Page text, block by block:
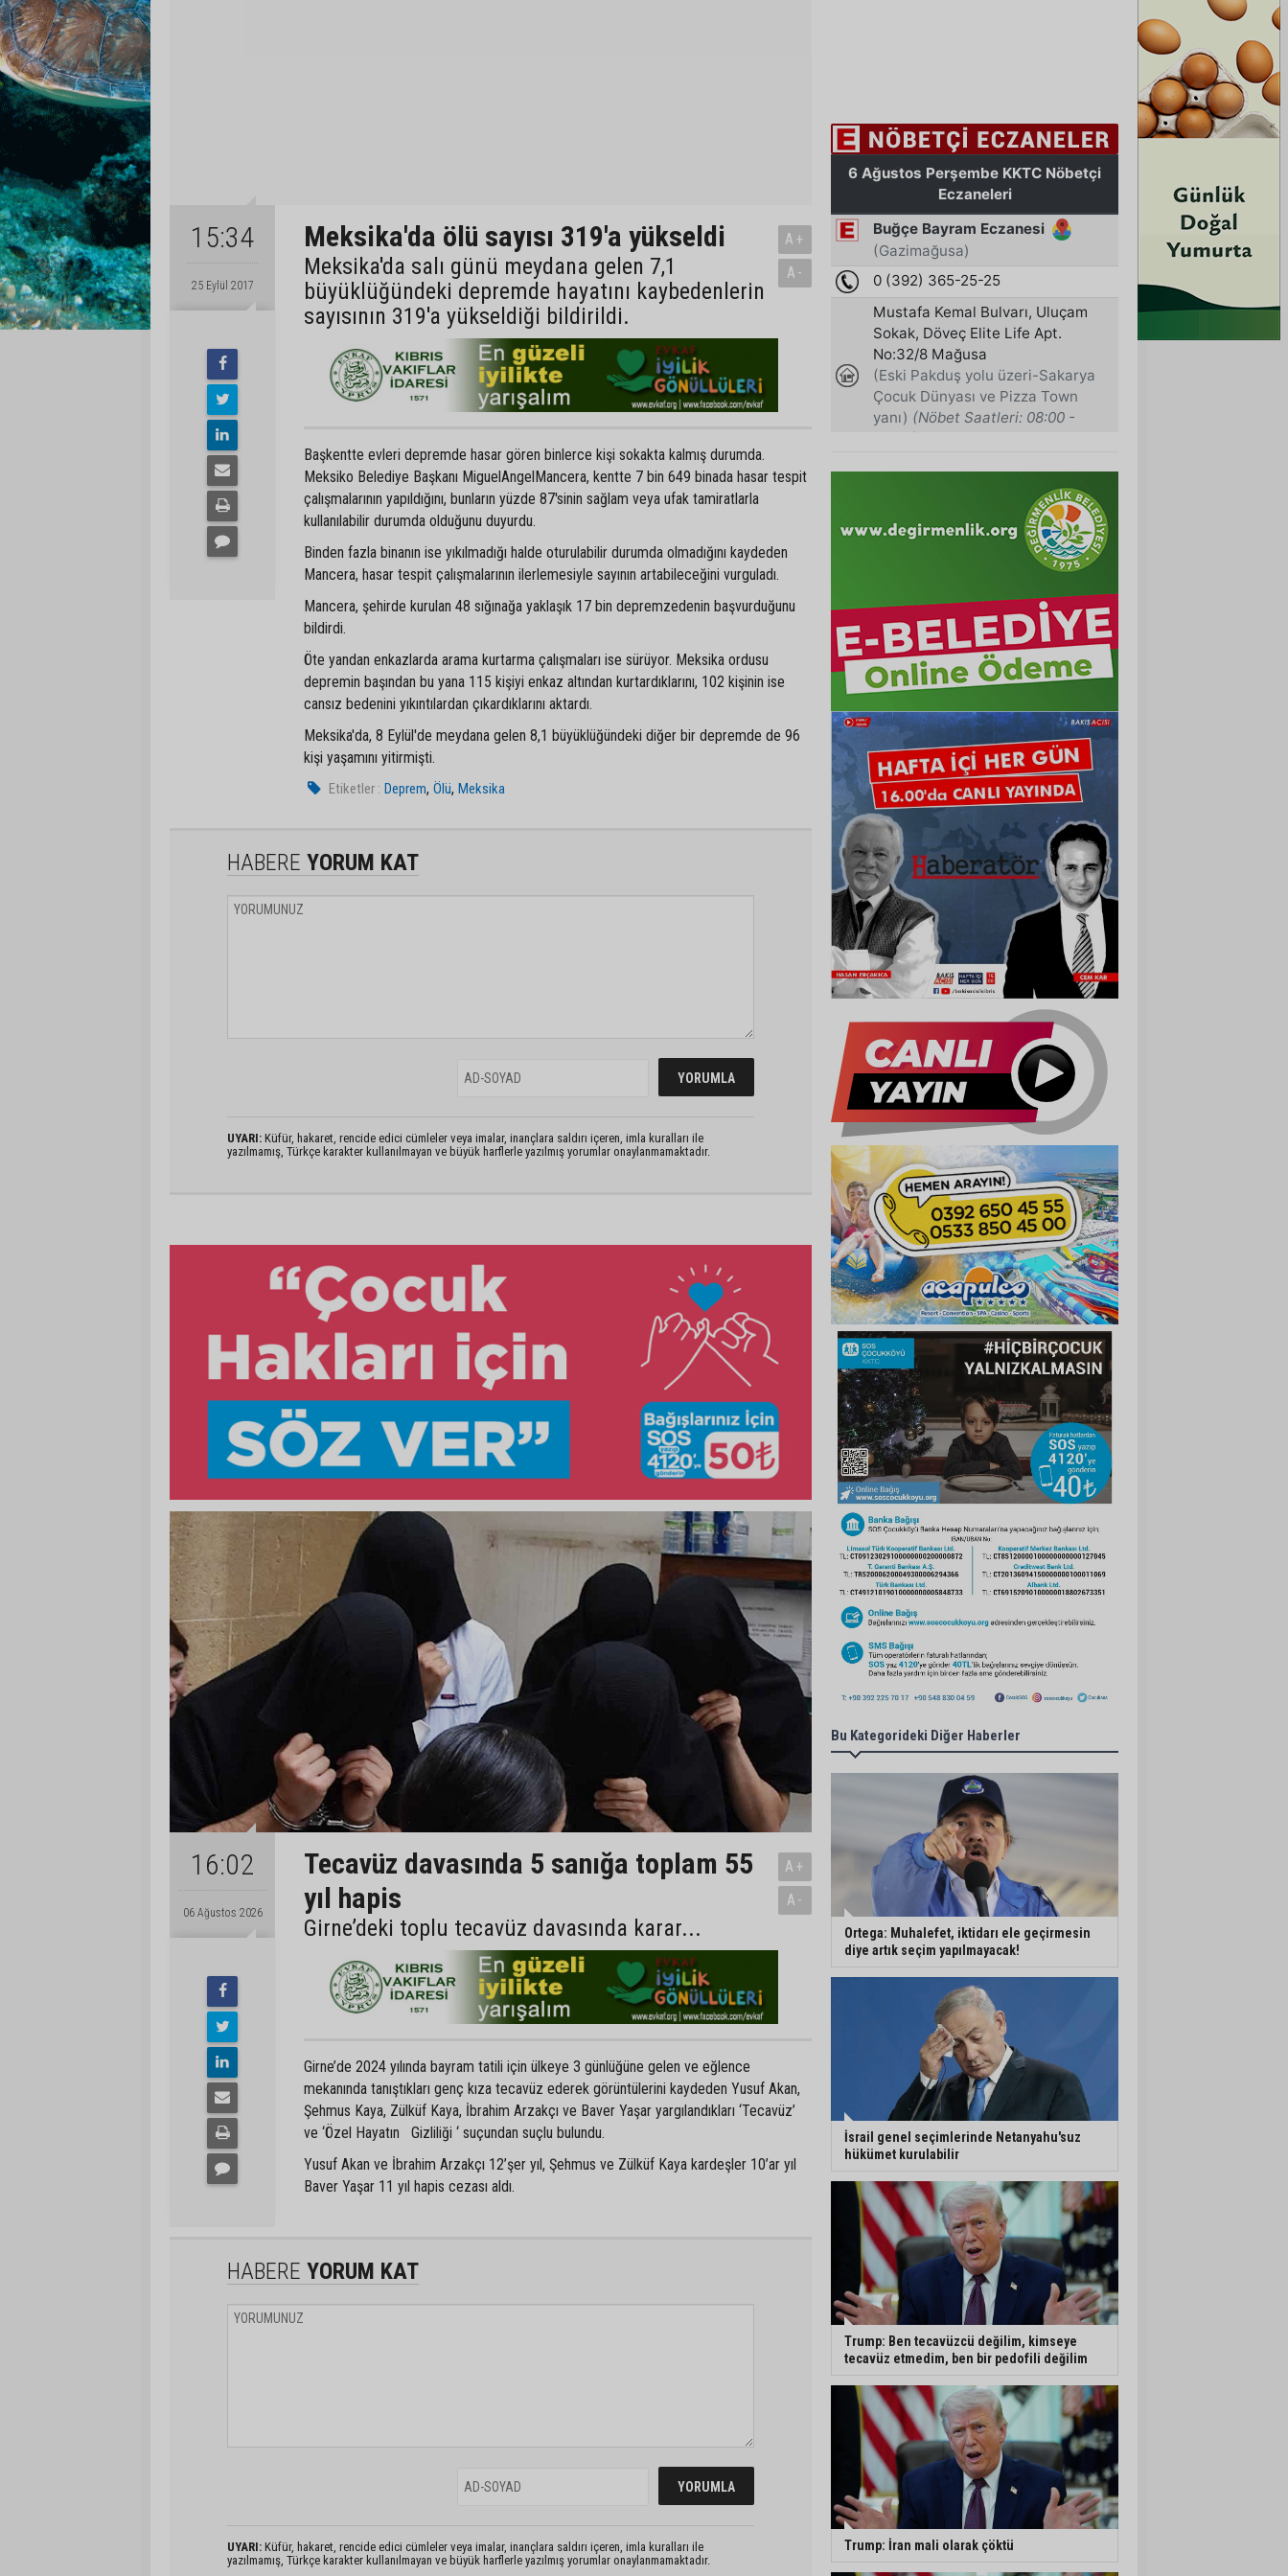
15:34
25 Eylül 2017
Meksika'da ölü sayısı 319'a yükseldi
Meksika'da salı günü meydana gelen 7,1
büyüklüğündeki depremde hayatını kaybedenlerin
sayısının 319'a yükseldiği bildirildi.
A+
A-
Başkentte evleri depremde hasar gören binlerce kişi sokakta kalmış durumda.
Meksiko Belediye Başkanı MiguelAngelMancera, kentte 7 bin 649 binada hasar tespit
çalışmalarının yapıldığını, bunların yüzde 87'sinin sağlam veya ufak tamiratlarla
kullanılabilir durumda olduğunu duyurdu.
Binden fazla binanın ise yıkılmadığı halde oturulabilir durumda olmadığını kaydeden
Mancera, hasar tespit çalışmalarının ilerlemesiyle sayının artabileceğini vurguladı.
Mancera, şehirde kurulan 48 sığınağa yaklaşık 17 bin depremzedenin başvurduğunu
bildirdi.
Öte yandan enkazlarda arama kurtarma çalışmaları ise sürüyor. Meksika ordusu
depremin başından bu yana 115 kişiyi enkaz altından kurtardıklarını, 102 kişinin ise
cansız bedenini yıkıntılardan çıkardıklarını aktardı.
Meksika'da, 8 Eylül'de meydana gelen 8,1 büyüklüğündeki diğer bir depremde de 96
kişi yaşamını yitirmişti.
Etiketler : Deprem,Ölü,Meksika
HABERE YORUM KAT
UYARI: Küfür, hakaret, rencide edici cümleler veya imalar, inançlara saldırı içeren, imla kuralları ile
yazılmamış, Türkçe karakter kullanılmayan ve büyük harflerle yazılmış yorumlar onaylanmamaktadır.
16:02
06 Ağustos 2026
Tecavüz davasında 5 sanığa toplam 55
yıl hapis
Girne’deki toplu tecavüz davasında karar...
A+
A-
Girne’de 2024 yılında bayram tatili için ülkeye 3 günlüğüne gelen ve eğlence
mekanında tanıştıkları genç kıza tecavüz ederek görüntülerini kaydeden Yusuf Akan,
Şehmus Kaya, Zülküf Kaya, İbrahim Arzakçı ve Baver Yaşar yargılandıkları ‘Tecavüz’
ve ‘Özel Hayatın Gizliliği ‘ suçundan suçlu bulundu.
Yusuf Akan ve İbrahim Arzakçı 12’şer yıl, Şehmus ve Zülküf Kaya kardeşler 10’ar yıl
Baver Yaşar 11 yıl hapis cezası aldı.
HABERE YORUM KAT
UYARI: Küfür, hakaret, rencide edici cümleler veya imalar, inançlara saldırı içeren, imla kuralları ile
yazılmamış, Türkçe karakter kullanılmayan ve büyük harflerle yazılmış yorumlar onaylanmamaktadır.
Bu Kategorideki Diğer Haberler
Ortega: Muhalefet, iktidarı ele geçirmesin
diye artık seçim yapılmayacak!
İsrail genel seçimlerinde Netanyahu'suz
hükümet kurulabilir
Trump: Ben tecavüzcü değilim, kimseye
tecavüz etmedim, ben bir pedofili değilim
Trump: İran mali olarak çöktü